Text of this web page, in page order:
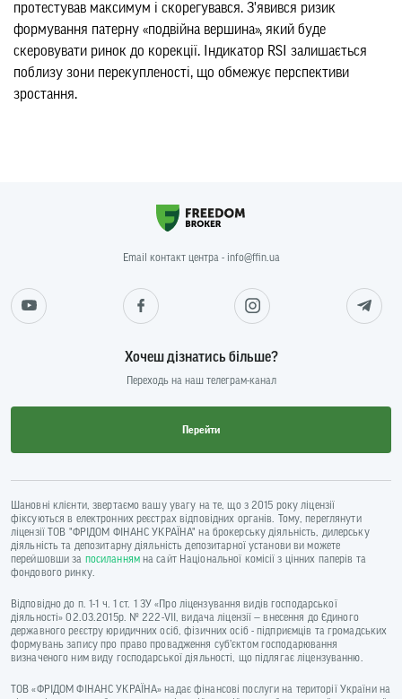
протестував максимум і скорегувався. З'явився ризик
формування патерну «подвійна вершина», який буде
скеровувати ринок до корекції. Індикатор RSI залишається
поблизу зони перекупленості, що обмежує перспективи
зростання.
Email контакт центра - info@ffin.ua
Хочеш дізнатись більше?
Переходь на наш телеграм-канал
Перейти
Шановні клієнти, звертаємо вашу увагу на те, що з 2015 року ліцензії
фіксуються в електронних реєстрах відповідних органів. Тому, переглянути
ліцензії ТОВ "ФРІДОМ ФІНАНС УКРАЇНА" на брокерську діяльність, дилерську
діяльність та депозитарну діяльність депозитарної установи ви можете
перейшовши за посиланнямна сайт Національної комісії з цінних паперів та
фондового ринку.
Відповідно до п. 1-1 ч. 1 ст. 1 ЗУ «Про ліцензування видів господарської
діяльності» 02.03.2015р. № 222-VII, видача ліцензії — внесення до Єдиного
державного реєстру юридичних осіб, фізичних осіб - підприємців та громадських
формувань запису про право провадження суб’єктом господарювання
визначеного ним виду господарської діяльності, що підлягає ліцензуванню.
ТОВ «ФРІДОМ ФІНАНС УКРАЇНА» надає фінансові послуги на території України на